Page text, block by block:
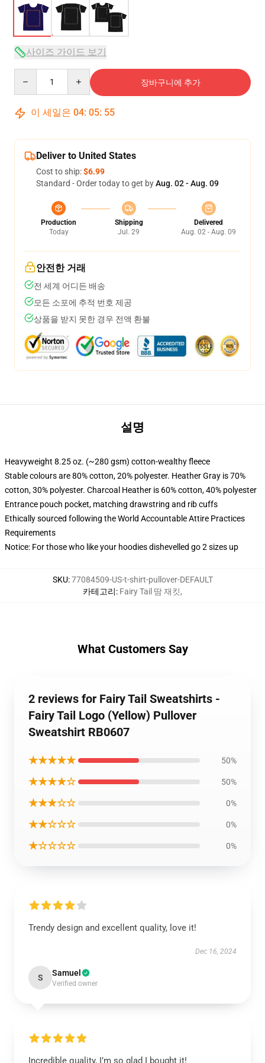
사이즈 가이드 보기
장바구니에 추가
이 세일은 04: 05: 54
Deliver to United States
Cost to ship:$6.99
Standard - Order today to get byAug. 02 - Aug. 09
Production
Today
Shipping
Jul. 29
Delivered
Aug. 02 - Aug. 09
안전한 거래
전 세계 어디든 배송
모든 소포에 추적 번호 제공
상품을 받지 못한 경우 전액 환불
설명
Heavyweight 8.25 oz. (~280 gsm) cotton-wealthy fleece
Stable colours are 80% cotton, 20% polyester. Heather Gray is 70%
cotton, 30% polyester. Charcoal Heather is 60% cotton, 40% polyester
Entrance pouch pocket, matching drawstring and rib cuffs
Ethically sourced following the World Accountable Attire Practices
Requirements
Notice: For those who like your hoodies dishevelled go 2 sizes up
SKU:77084509-US-t-shirt-pullover-DEFAULT
카테고리: Fairy Tail 땀 재킷,
What Customers Say
2 reviews for Fairy Tail Sweatshirts -
Fairy Tail Logo (Yellow) Pullover
Sweatshirt RB0607
★★★★★ 50%
★★★★☆ 50%
★★★☆☆ 0%
★★☆☆☆ 0%
★☆☆☆☆ 0%
Trendy design and excellent quality, love it!
Dec 16, 2024
S Samuel
Verified owner
Incredible quality, I’m so glad I bought it!